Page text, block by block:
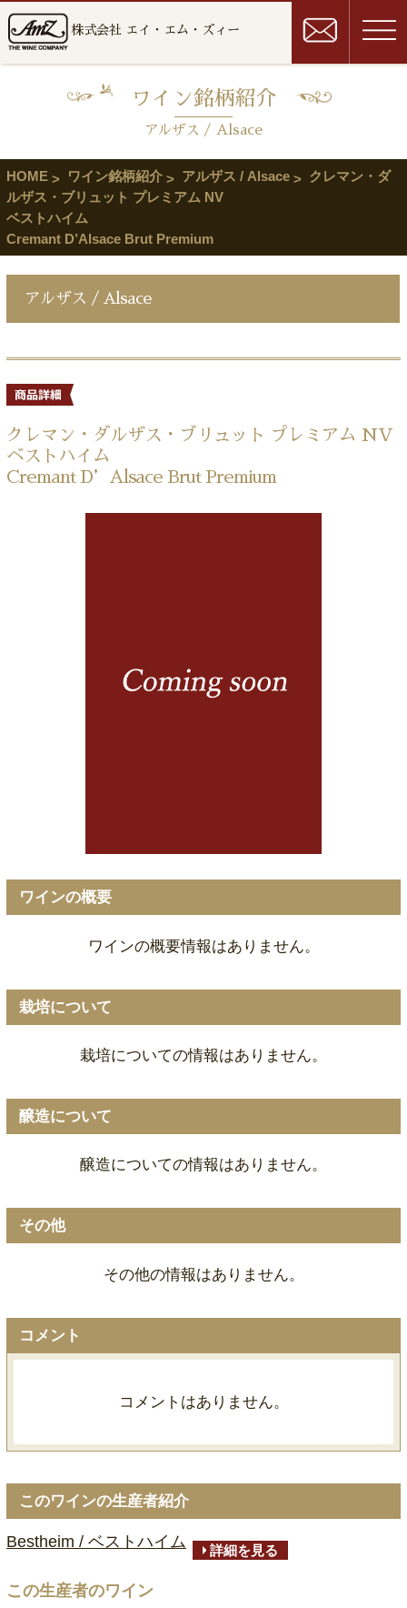
株式会社 エイ・エム・ズィー
ワイン銘柄紹介
アルザス / Alsace
HOME ワイン銘柄紹介 アルザス / Alsace
クレマン・ダ
ルザス・ブリュット プレミアム NV
ベストハイム
Cremant D’Alsace Brut Premium
アルザス / Alsace
クレマン・ダルザス・ブリュット プレミアム NV
ベストハイム
Cremant D’Alsace Brut Premium
ワインの概要
ワインの概要情報はありません。
栽培について
栽培についての情報はありません。
醸造について
醸造についての情報はありません。
その他
その他の情報はありません。
コメント
コメントはありません。
このワインの生産者紹介
Bestheim / ベストハイム 詳細を見る
この生産者のワイン